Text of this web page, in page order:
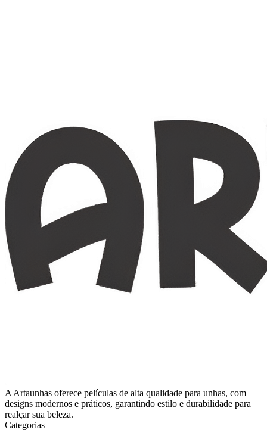
A Artaunhas oferece películas de alta qualidade para unhas, com
designs modernos e práticos, garantindo estilo e durabilidade para
realçar sua beleza.
Categorias